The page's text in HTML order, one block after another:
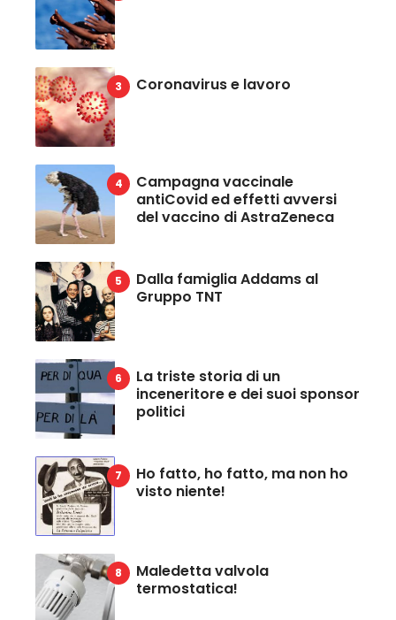
Coronavirus e lavoro
Campagna vaccinale
antiCovid ed effetti avversi
del vaccino di AstraZeneca
Dalla famiglia Addams al
Gruppo TNT
La triste storia di un
inceneritore e dei suoi sponsor
politici
Ho fatto, ho fatto, ma non ho
visto niente!
Maledetta valvola
termostatica!